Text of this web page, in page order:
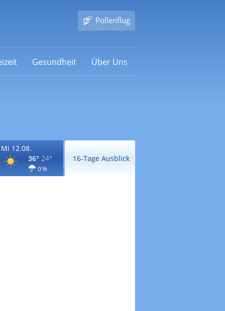
Pollenflug
Gesundheit Über Uns
Mi 12.08.
36° 24°
0 %
16-Tage Ausblick